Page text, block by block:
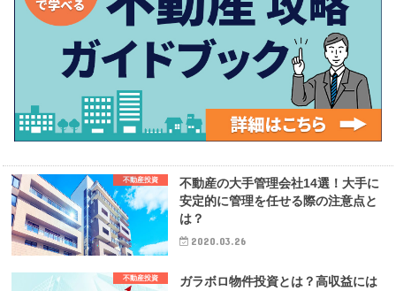
不動産投資
不動産の大手管理会社14選！大手に
安定的に管理を任せる際の注意点と
は？
2020.03.26
不動産投資
ガラボロ物件投資とは？高収益には